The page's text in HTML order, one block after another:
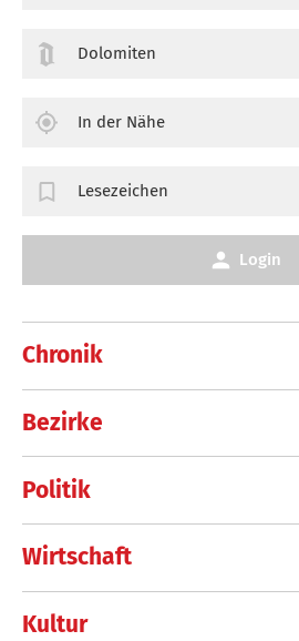
Chronik
Bezirke
Politik
Wirtschaft
Kultur
Dolomiten
In der Nähe
Lesezeichen
Login